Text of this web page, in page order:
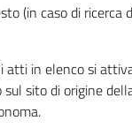
(in caso di ricerca
atti in elenco si
sito di origine